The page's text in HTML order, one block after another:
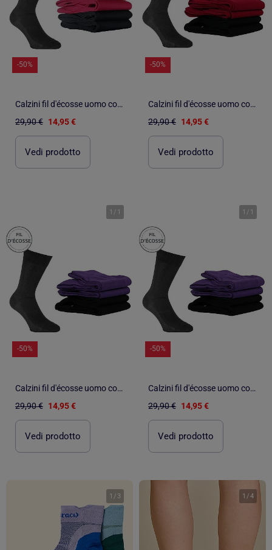
-50%
Calzini fil d'écosse uomo confezione da 4
29,90 € 14,95 €
Vedi prodotto
-50%
Calzini fil d'écosse uomo confezione da 4
29,90 € 14,95 €
Vedi prodotto
1 / 1
-50%
Calzini fil d'écosse uomo confezione da 4
29,90 € 14,95 €
Vedi prodotto
1 / 1
-50%
Calzini fil d'écosse uomo confezione da 4
29,90 € 14,95 €
Vedi prodotto
1 / 3 1 /4